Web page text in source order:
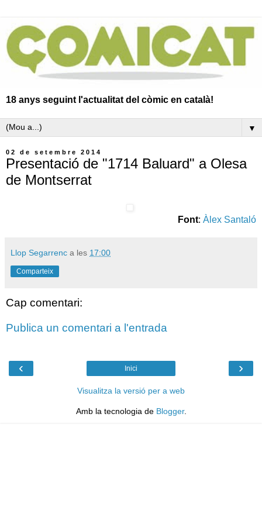
18 anys seguint l'actualitat del còmic en català!
▼
02 de setembre 2014
Presentació de "1714 Baluard" a Olesa
de Montserrat
Font: Àlex Santaló
Llop Segarrenc a les 17:00
Comparteix
Cap comentari:
Publica un comentari a l'entrada
‹ ›
Inici
Visualitza la versió per a web
Amb la tecnologia de Blogger.